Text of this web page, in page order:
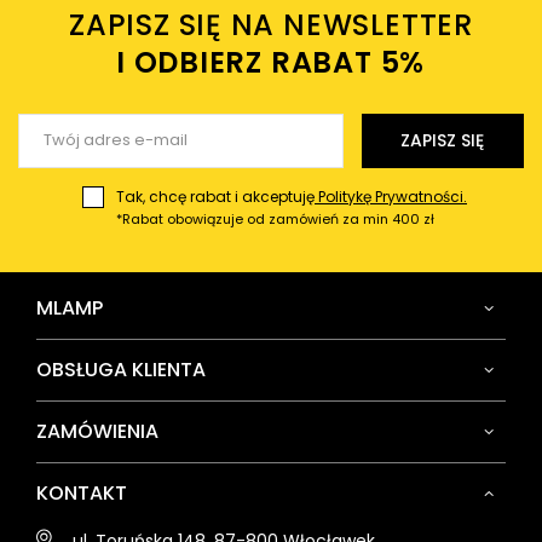
Twój email
ZAPISZ SIĘ NA NEWSLETTER
I ODBIERZ RABAT 5%ㅤ
ZAPISZ SIĘ
Tak, chcę rabat i akceptujęPolitykę Prywatności.
*Rabat obowiązuje od zamówień za min 400 zł
MLAMP
OBSŁUGA KLIENTA
ZAMÓWIENIA
KONTAKT